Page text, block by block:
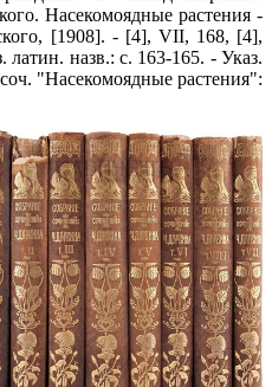
Насекомоядные растения -
[1908]. - [4], VII, 168, [4],
назв.: с. 163-165. - Указ.
"Насекомоядные растения":